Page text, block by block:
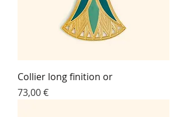
Collier long finition or
Prix
73,00 €